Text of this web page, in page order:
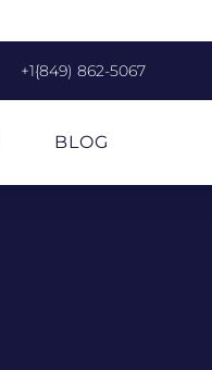
+1{849) 862-5067
BLOG